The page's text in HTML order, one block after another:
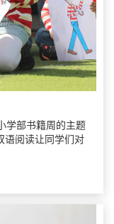
学部书籍周的主题
语阅读让同学们对